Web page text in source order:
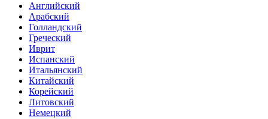
Английский
Арабский
Голландский
Греческий
Иврит
Испанский
Итальянский
Китайский
Корейский
Литовский
Немецкий